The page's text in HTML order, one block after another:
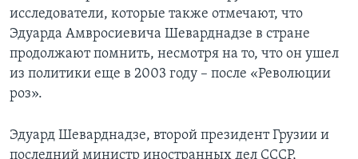
исследователи, которые также отмечают, что
Эдуарда Амвросиевича Шеварднадзе в стране
продолжают помнить, несмотря на то, что он ушел
из политики еще в 2003 году – после «Революции
роз».
Эдуард Шеварднадзе, второй президент Грузии и
последний министр иностранных дел СССР,